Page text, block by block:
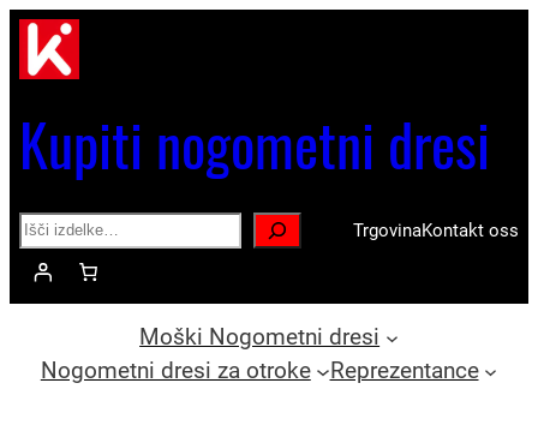
Kupiti nogometni dresi
Search TrgovinaKontakt oss
Moški Nogometni dresi
Nogometni dresi za otroke
Reprezentance